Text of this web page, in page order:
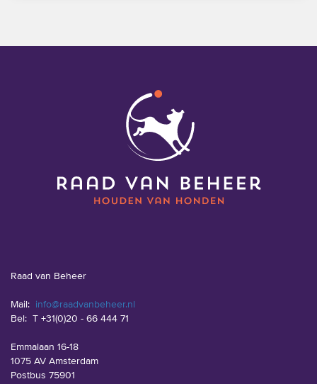
Raad van Beheer
Mail: info@raadvanbeheer.nl
Bel: T +31(0)20 - 66 444 71
Emmalaan 16-18
1075 AV Amsterdam
Postbus 75901